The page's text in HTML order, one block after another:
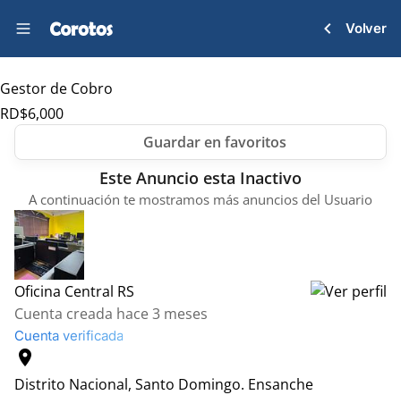
Volver
Gestor de Cobro
RD$6,000
Este Anuncio esta Inactivo
A continuación te mostramos más anuncios del Usuario
Oficina Central RS
Cuenta creada hace 3 meses
Cuenta verificada
location_on
Distrito Nacional, Santo Domingo. Ensanche